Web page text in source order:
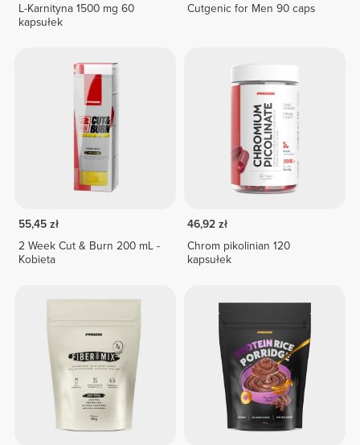
L-Karnityna 1500 mg 60
kapsułek
Cutgenic for Men 90 caps
55,45 zł
2 Week Cut & Burn 200 mL -
Kobieta
46,92 zł
Chrom pikolinian 120
kapsułek